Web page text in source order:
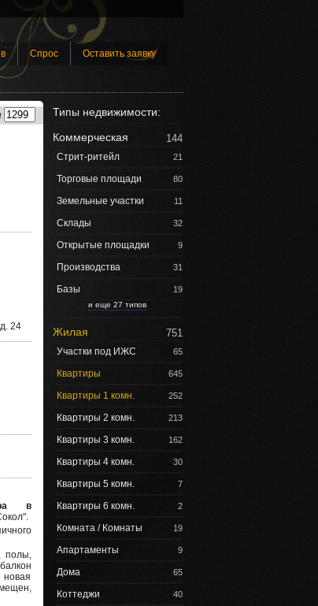
Спрос Оставить заявку
24
в
полы,
новая
Типы недвижимости:
144
Коммерческая
21
Стрит-ритейл
80
Торговые площади
11
Земельные участки
32
Склады
9
Открытые площадки
31
Производства
19
Базы
и еще 27 типов
751
Жилая
65
Участки под ИЖС
645
Квартиры
252
Квартиры 1 комн.
213
Квартиры 2 комн.
162
Квартиры 3 комн.
30
Квартиры 4 комн.
7
Квартиры 5 комн.
2
Квартиры 6 комн.
19
Комната / Комнаты
9
Апартаменты
65
Дома
40
Коттеджи